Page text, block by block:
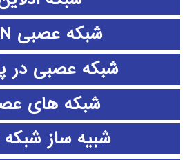
شبکه عصبی CNN
شبکه عصبی در
شبکه های
شبیه ساز شبکه NS2